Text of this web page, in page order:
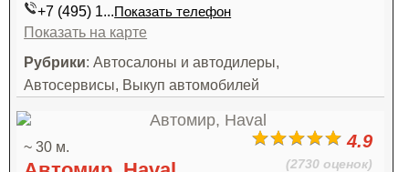
+7 (495) 1...Показать телефон
Показать на карте
Рубрики: Автосалоны и автодилеры,
Автосервисы, Выкуп автомобилей
4.9
(2730 оценок)
~ 30 м.